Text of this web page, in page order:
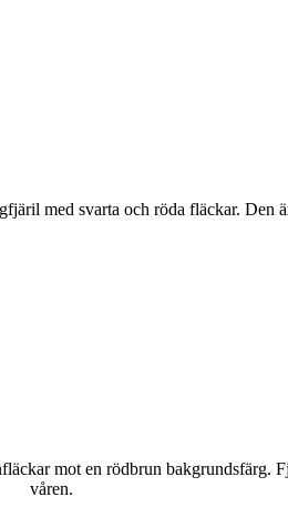
med svarta och röda fläckar. Den
mot en rödbrun bakgrundsfärg.
våren.